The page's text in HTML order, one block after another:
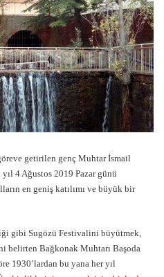
getirilen genç Muhtar İsmail
4 Ağustos 2019 Pazar günü
en geniş katılımı ve büyük bir
gibi Sugözü Festivalini büyütmek,
belirten Bağkonak Muhtarı Başoda
1930’lardan bu yana her yıl